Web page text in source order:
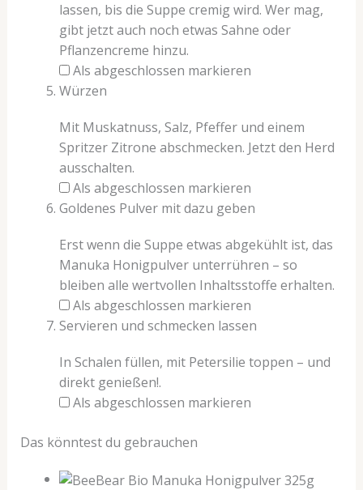
lassen, bis die Suppe cremig wird. Wer mag,
gibt jetzt auch noch etwas Sahne oder
Pflanzencreme hinzu.
Als abgeschlossen markieren
Würzen
Mit Muskatnuss, Salz, Pfeffer und einem
Spritzer Zitrone abschmecken. Jetzt den Herd
ausschalten.
Als abgeschlossen markieren
Goldenes Pulver mit dazu geben
Erst wenn die Suppe etwas abgekühlt ist, das
Manuka Honigpulver unterrühren – so
bleiben alle wertvollen Inhaltsstoffe erhalten.
Als abgeschlossen markieren
Servieren und schmecken lassen
In Schalen füllen, mit Petersilie toppen – und
direkt genießen!.
Als abgeschlossen markieren
Das könntest du gebrauchen